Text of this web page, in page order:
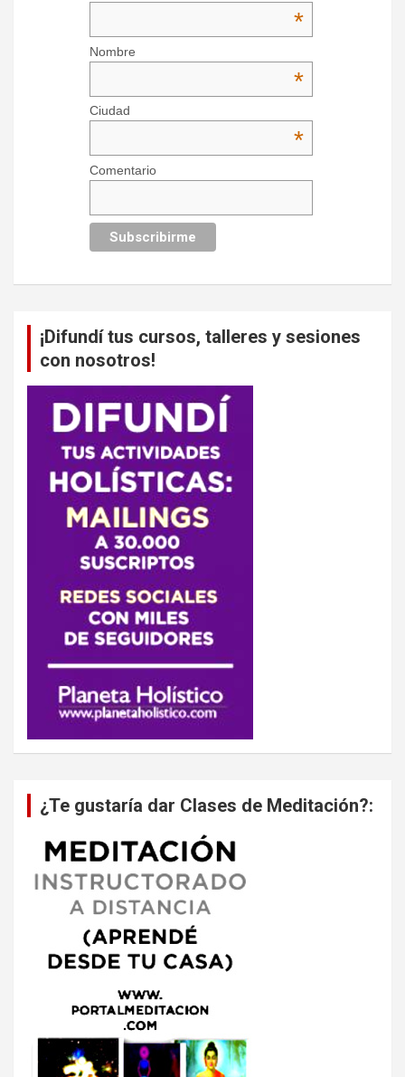
*
Nombre
*
Ciudad
*
Comentario
¡Difundí tus cursos, talleres y sesiones
con nosotros!
¿Te gustaría dar Clases de Meditación?: